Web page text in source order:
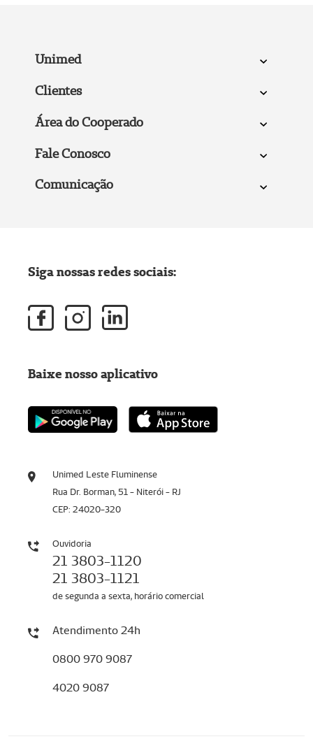
Unimed
Clientes
Área do Cooperado
Fale Conosco
Comunicação
Unimed Leste Fluminense
Rua Dr. Borman, 51 - Niterói - RJ
CEP: 24020-320
Ouvidoria
21 3803-1120
21 3803-1121
de segunda a sexta, horário comercial
Atendimento 24h
0800 970 9087
4020 9087
Siga nossas redes sociais:
Baixe nosso aplicativo